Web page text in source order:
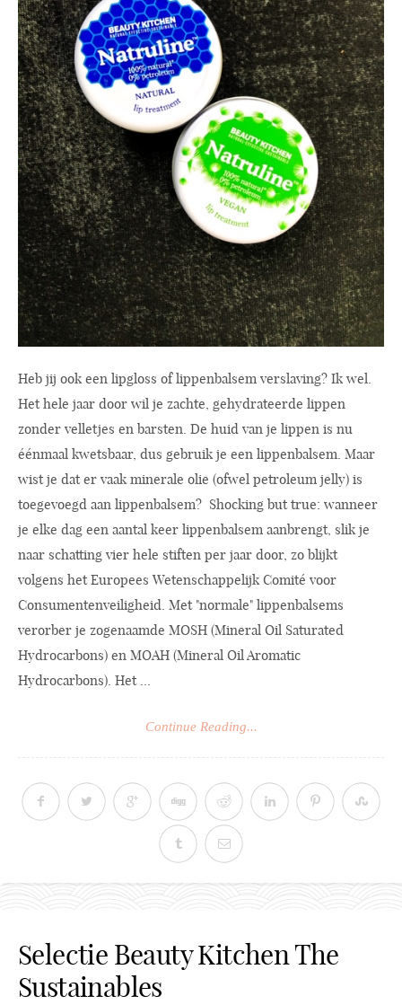
Heb jij ook een lipgloss of lippenbalsem verslaving? Ik wel.
Het hele jaar door wil je zachte, gehydrateerde lippen
zonder velletjes en barsten. De huid van je lippen is nu
éénmaal kwetsbaar, dus gebruik je een lippenbalsem. Maar
wist je dat er vaak minerale olie (ofwel petroleum jelly) is
toegevoegd aan lippenbalsem? Shocking but true: wanneer
je elke dag een aantal keer lippenbalsem aanbrengt, slik je
naar schatting vier hele stiften per jaar door, zo blijkt
volgens het Europees Wetenschappelijk Comité voor
Consumentenveiligheid. Met "normale" lippenbalsems
verorber je zogenaamde MOSH (Mineral Oil Saturated
Hydrocarbons) en MOAH (Mineral Oil Aromatic
Hydrocarbons). Het ...
Continue Reading...
Selectie Beauty Kitchen The
Sustainables